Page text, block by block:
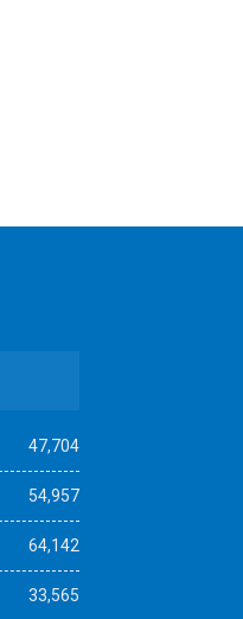
47,704
54,957
64,142
33,565